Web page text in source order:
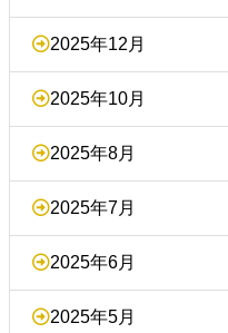
2025年12月
2025年10月
2025年8月
2025年7月
2025年6月
2025年5月